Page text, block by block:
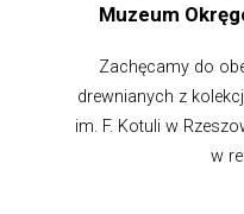
Muzeum
Zachęcamy do
drewnianych z
im. F. Kotuli w
w